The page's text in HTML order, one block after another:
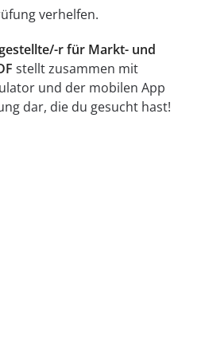
verhelfen.
r für Markt- und
stellt zusammen mit
und der mobilen App
dar, die du gesucht hast!